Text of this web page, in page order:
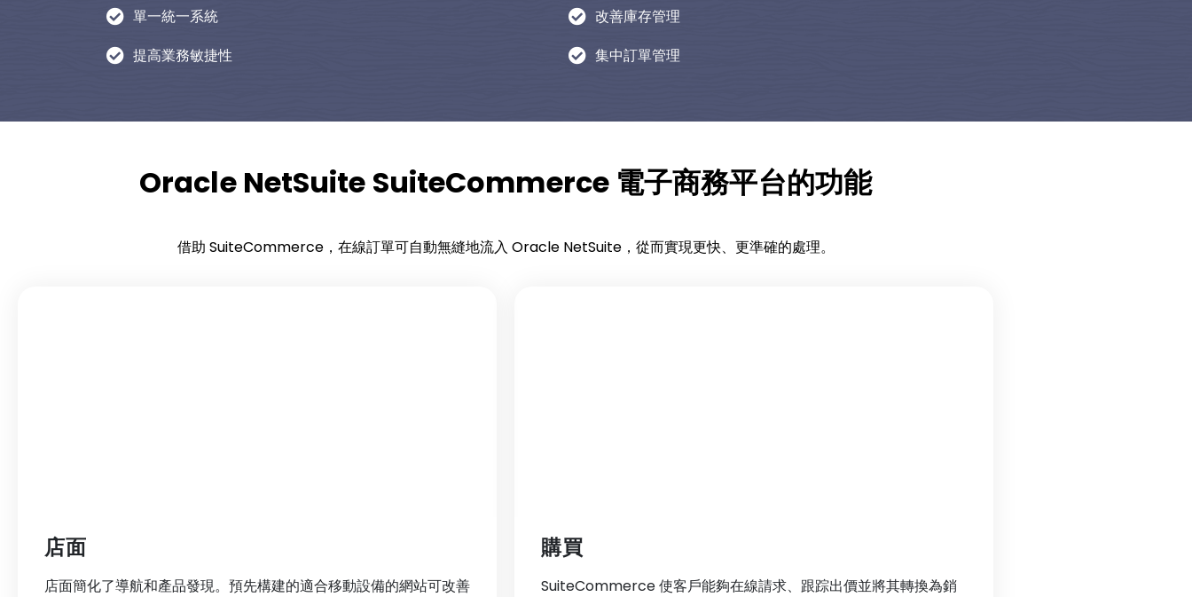
單一統一系統
提高業務敏捷性
改善庫存管理
集中訂單管理
Oracle NetSuite SuiteCommerce 電子商務平台的功能
借助 SuiteCommerce，在線訂單可自動無縫地流入 Oracle NetSuite，從而實現更快、更準確的處理。
店面
店面簡化了導航和產品發現。預先構建的適合移動設備的網站可改善
購買
SuiteCommerce 使客戶能夠在線請求、跟踪出價並將其轉換為銷